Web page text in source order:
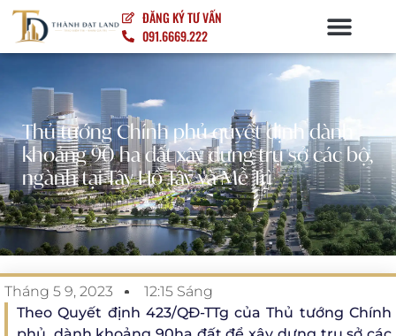
ĐĂNG KÝ TƯ VẤN
091.6669.222
Thủ tướng Chính phủ quyết định dành
khoảng 90 ha đất xây dựng trụ sở các bộ,
ngành tại Tây Hồ Tây và Mễ Trì
Tháng 5 9, 2023
12:15 Sáng
Theo Quyết định 423/QĐ-TTg của Thủ tướng Chính